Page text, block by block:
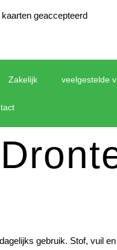
geaccepteerd
Zakelijk veelgestelde
gebruik. Stof, vuil